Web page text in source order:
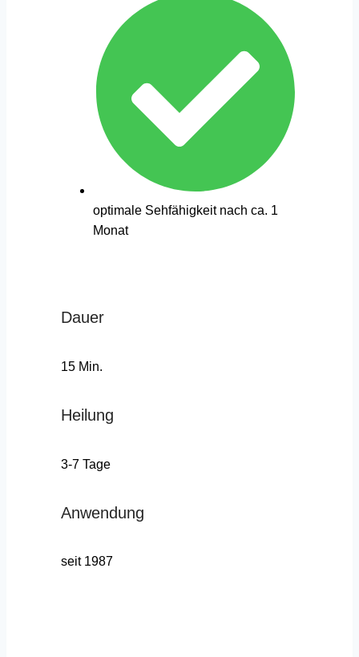
optimale Sehfähigkeit nach ca. 1
Monat
Dauer
15 Min.
Heilung
3-7 Tage
Anwendung
seit 1987